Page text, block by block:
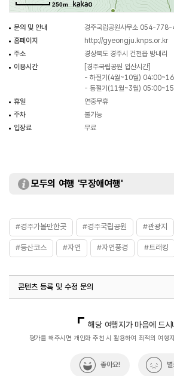
250m
문의 및 안내
경주국립공원사무소 054-
홈페이지
http://gyeongju.knps.or.kr
주소
경상북도 경주시 건천읍 방내리
이용시간
[경주국립공원 입산시간]
- 하절기(4월~10월)
- 동절기(11월~3월)
휴일
연중무휴
주차
불가능
입장료
무료
모두의 여행 '무장애여행'
#경주가볼만한곳 #경주국립공원 #관광지
#등산코스 #자연 #자연풍경 #트래킹
콘텐츠 등록 및 수정 문의
해당 여행지가 마음에 드시
평가를 해주시면 개인화 추천 시 활용하여 최적의 여행
좋아요!